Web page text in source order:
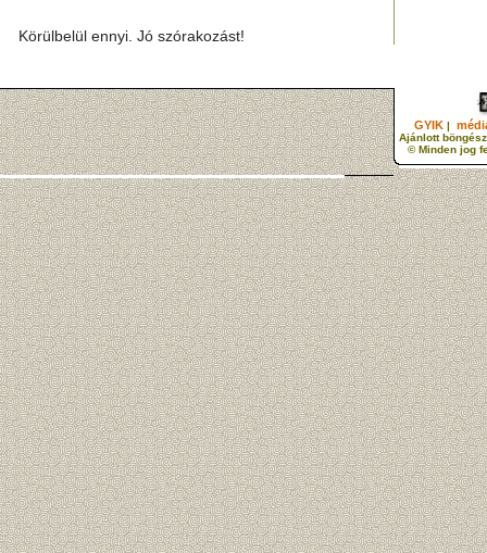
Körülbelül ennyi. Jó szórakozást!
GYIK |
Ajánlott
© Minden jog